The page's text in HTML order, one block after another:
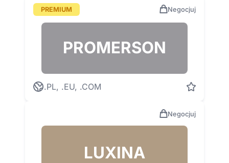
PREMIUM Negocjuj
PROMERSON
.PL, .EU, .COM
Negocjuj
LUXINA